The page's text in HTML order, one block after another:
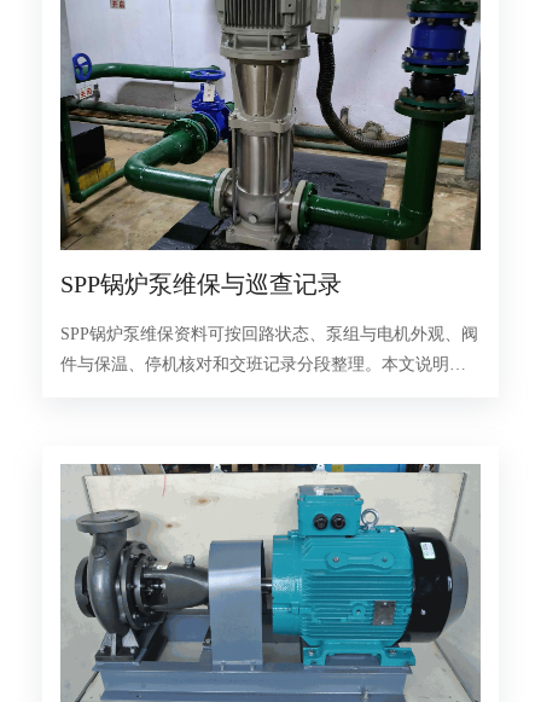
SPP锅炉泵维保与巡查记录
SPP锅炉泵维保资料可按回路状态、泵组与电机外观、阀
件与保温、停机核对和交班记录分段整理。本文说明巡